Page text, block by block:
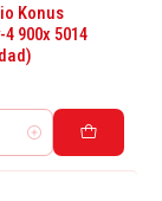
Konus
900x 5014